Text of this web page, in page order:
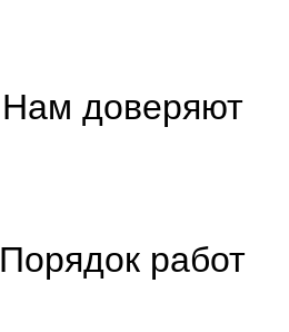
Нам доверяют
Порядок работ